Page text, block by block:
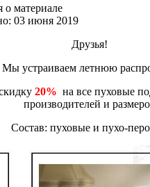
материале
03 июня 2019
Друзья!
Мы устраиваем летнюю
20% на все пуховые
производителей и
Состав: пуховые и пухо-